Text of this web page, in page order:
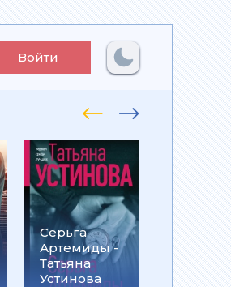
Войти
Серьга
Артемиды -
Татьяна
Устинова
на
- Ольга
Громыко